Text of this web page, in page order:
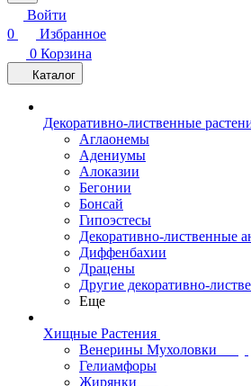
Войти
0
Избранное
0 Корзина
Каталог
Декоративно-лиственные
Аглаонемы
Адениумы
Алоказии
Бегонии
Бонсай
Гипоэстесы
Декоративно-лиственные
Диффенбахии
Драцены
Другие декоративно-
Еще
Хищные Растения
Венерины Мухоловки
Гелиамфоры
Жирянки